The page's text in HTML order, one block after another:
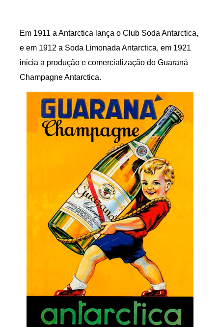
Em 1911 a Antarctica lança o Club Soda Antarctica,
e em 1912 a Soda Limonada Antarctica, em 1921
inicia a produção e comercialização do Guaraná
Champagne Antarctica.